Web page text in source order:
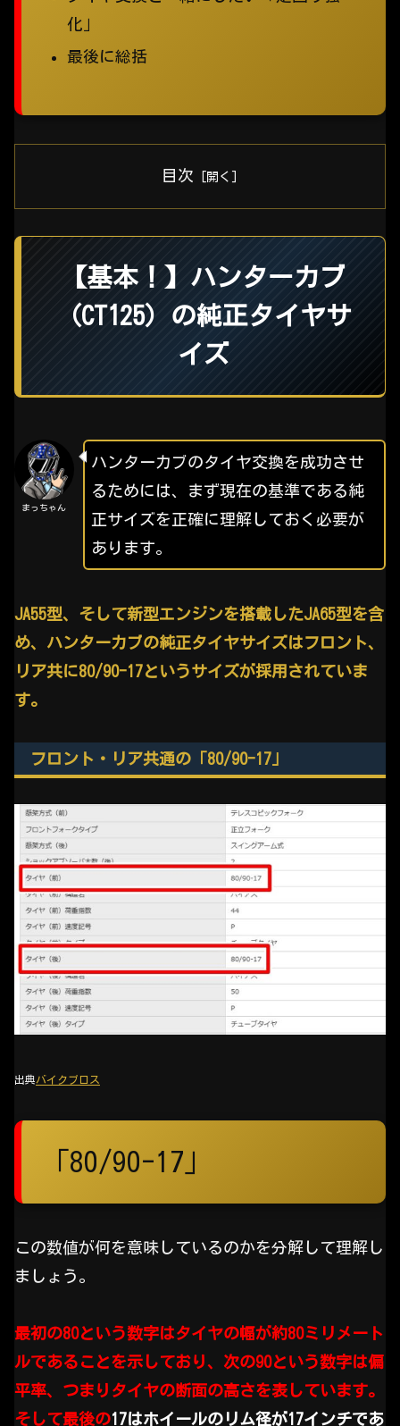
化」
最後に総括
目次
【基本！】ハンターカブ
（CT125）の純正タイヤサ
イズ
まっちゃん
ハンターカブのタイヤ交換を成功させ
るためには、まず現在の基準である純
正サイズを正確に理解しておく必要が
あります。
JA55型、そして新型エンジンを搭載したJA65型を含
め、ハンターカブの純正タイヤサイズはフロント、
リア共に80/90-17というサイズが採用されていま
す。
フロント・リア共通の「80/90-17」
出典バイクブロス
「80/90-17」
この数値が何を意味しているのかを分解して理解し
ましょう。
最初の80という数字はタイヤの幅が約80ミリメート
ルであることを示しており、次の90という数字は偏
平率、つまりタイヤの断面の高さを表しています。
そして最後の17はホイールのリム径が17インチであ